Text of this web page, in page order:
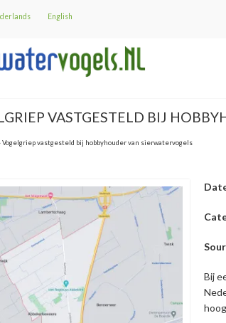
English
VASTGESTELD BIJ
Vogelgriep vastgesteld bij hobbyhouder van sierwatervogels
Bij